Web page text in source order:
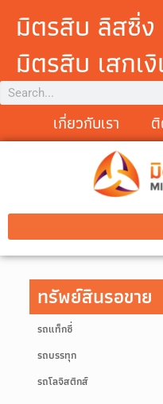
มิตรสิบ ลิสซิ่ง
มิตรสิบ เสกเ
เกี่ยวกับเรา
ทรัพย์สินรอขาย
รถแท็กซี่
รถบรรทุก
รถโลจิสติกส์